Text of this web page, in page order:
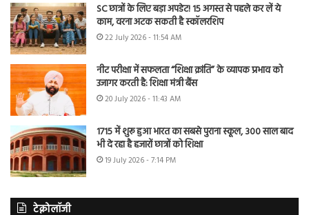
SC छात्रों के लिए बड़ा अपडेट! 15 अगस्त से पहले कर लें ये
काम, वरना अटक सकती है स्कॉलरशिप
22 July 2026 - 11:54 AM
नीट परीक्षा में सफलता “शिक्षा क्रांति” के व्यापक प्रभाव को
उजागर करती है: शिक्षा मंत्री बैंस
20 July 2026 - 11:43 AM
1715 में शुरू हुआ भारत का सबसे पुराना स्कूल, 300 साल बाद
भी दे रहा है हजारों छात्रों को शिक्षा
19 July 2026 - 7:14 PM
टेक्नोलॉजी